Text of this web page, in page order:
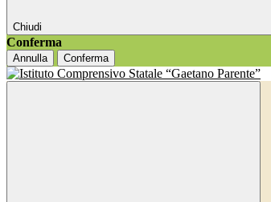
Chiudi
Conferma
Annulla Conferma